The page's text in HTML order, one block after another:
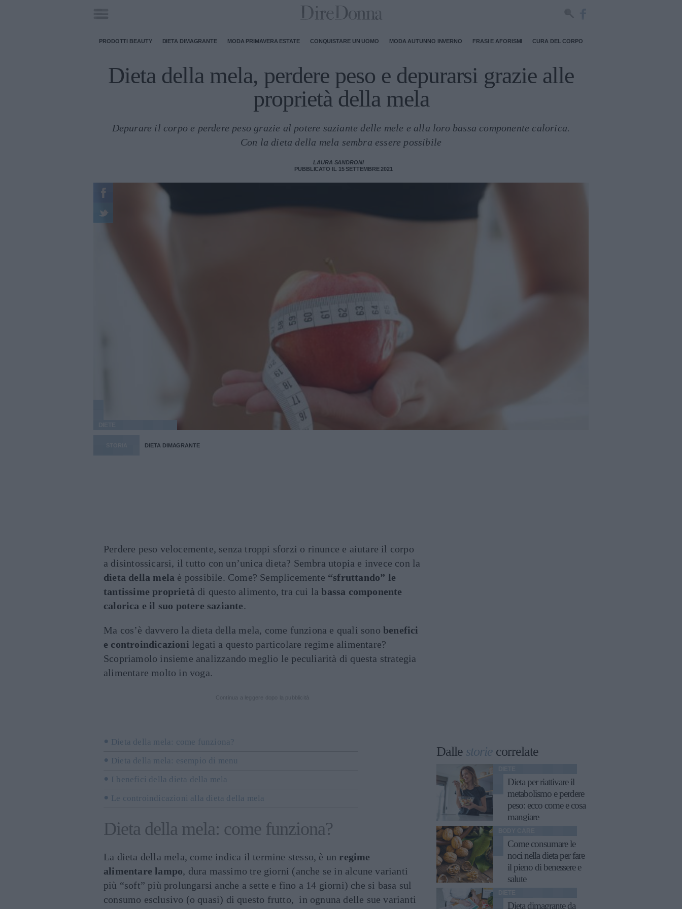
PRODOTTI BEAUTY DIETA DIMAGRANTE MODA PRIMAVERA ESTATE CONQUISTARE UN UOMO MODA AUTUNNO INVERNO FRASI E AFORISMI CURA DEL CORPO
Dieta della mela, perdere peso e depurarsi grazie alle
proprietà della mela
Depurare il corpo e perdere peso grazie al potere saziante delle mele e alla loro bassa componente calorica.
Con la dieta della mela sembra essere possibile
LAURA SANDRONI
PUBBLICATO IL 15 SETTEMBRE 2021
DIETA DIMAGRANTE
Perdere peso velocemente, senza troppi sforzi o rinunce e aiutare il corpo
a disintossicarsi, il tutto con un’unica dieta? Sembra utopia e invece con la
dieta della mela è possibile. Come? Semplicemente “sfruttando” le
tantissime proprietà di questo alimento, tra cui labassa componente
calorica e il suo potere saziante.
Ma cos’è davvero la dieta della mela, come funziona e quali sono benefici
e controindicazioni legati a questo particolare regime alimentare?
Scopriamolo insieme analizzando meglio le peculiarità di questa strategia
alimentare molto in voga.
Dieta della mela: come funziona?
Dieta della mela: esempio di menu
I benefici della dieta della mela
Le controindicazioni alla dieta della mela
Dieta della mela: come funziona?
La dieta della mela, come indica il termine stesso, è un regime
alimentare lampo, dura massimo tre giorni (anche se in alcune varianti
più “soft” più prolungarsi anche a sette e fino a 14 giorni) che si basa sul
consumo esclusivo (o quasi) di questo frutto, in ognuna delle sue varianti
Dalle storie correlate
Dieta per riattivare il
metabolismo e perdere
peso: ecco come e cosa
mangiare
Come consumare le
noci nella dieta per fare
il pieno di benessere e
salute
Dieta dimagrante da